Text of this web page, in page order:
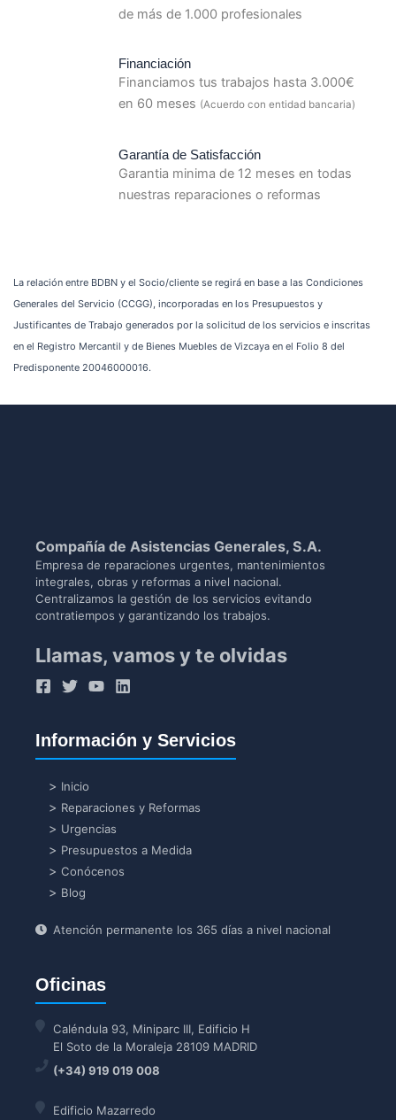
de más de 1.000 profesionales
Financiación
Financiamos tus trabajos hasta 3.000€
en 60 meses (Acuerdo con entidad bancaria)
Garantía de Satisfacción
Garantia minima de 12 meses en todas
nuestras reparaciones o reformas
La relación entre BDBN y el Socio/cliente se regirá en base a las Condiciones
Generales del Servicio (CCGG), incorporadas en los Presupuestos y
Justificantes de Trabajo generados por la solicitud de los servicios e inscritas
en el Registro Mercantil y de Bienes Muebles de Vizcaya en el Folio 8 del
Predisponente 20046000016.
Compañía de Asistencias Generales, S.A.
Empresa de reparaciones urgentes, mantenimientos
integrales, obras y reformas a nivel nacional.
Centralizamos la gestión de los servicios evitando
contratiempos y garantizando los trabajos.
Llamas, vamos y te olvidas
Información y Servicios
Inicio
Reparaciones y Reformas
Urgencias
Presupuestos a Medida
Conócenos
Blog
Atención permanente los 365 días a nivel nacional
Oficinas
Caléndula 93, Miniparc III, Edificio H
El Soto de la Moraleja 28109 MADRID
(+34) 919 019 008
Edificio Mazarredo